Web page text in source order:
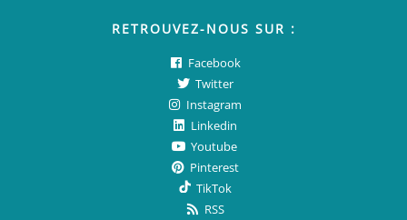
RETROUVEZ-NOUS SUR :
Facebook
Twitter
Instagram
Linkedin
Youtube
Pinterest
TikTok
RSS